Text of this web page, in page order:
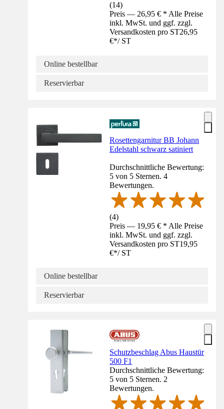
(14)
Preis — 26,95 € * Alle Preise
inkl. MwSt. und ggf. zzgl.
Versandkosten pro ST26,95
€*/ ST
Online bestellbar
Reservierbar
Rosettengarnitur BB Johann
Edelstahl schwarz satiniert
Durchschnittliche Bewertung:
5 von 5 Sternen. 4
Bewertungen.
(4)
Preis — 19,95 € * Alle Preise
inkl. MwSt. und ggf. zzgl.
Versandkosten pro ST19,95
€*/ ST
Online bestellbar
Reservierbar
Schutzbeschlag Abus Haustür
500 F1
Durchschnittliche Bewertung:
5 von 5 Sternen. 2
Bewertungen.